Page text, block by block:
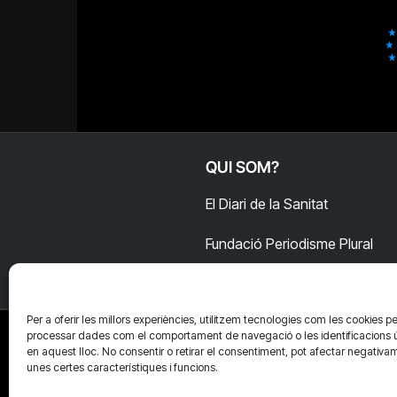
Per a oferir les millors experiències, utilitzem tecnologies com les cookies
processar dades com el comportament de navegació o les identificacions
en aquest lloc. No consentir o retirar el consentiment, pot afectar
unes certes característiques i funcions.
QUI SOM?
El Diari de la Sanitat
Fundació Periodisme Plural